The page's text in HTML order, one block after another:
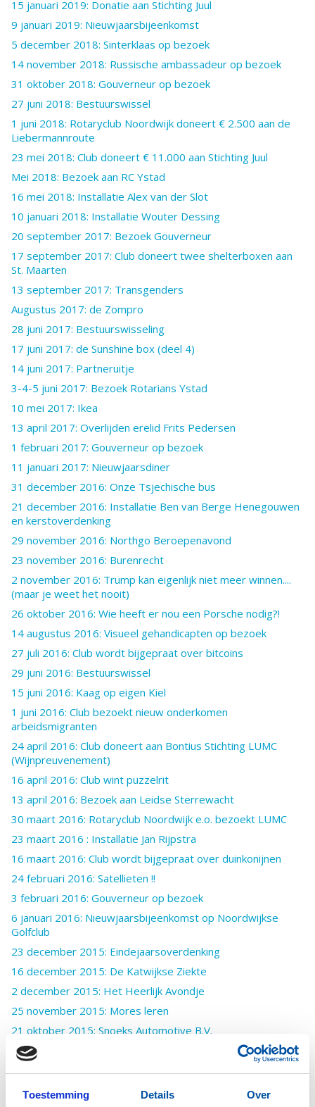
Toestemming Details Over
15 januari 2019: Donatie aan Stichting Juul
9 januari 2019: Nieuwjaarsbijeenkomst
5 december 2018: Sinterklaas op bezoek
14 november 2018: Russische ambassadeur op bezoek
31 oktober 2018: Gouverneur op bezoek
27 juni 2018: Bestuurswissel
1 juni 2018: Rotaryclub Noordwijk doneert € 2.500 aan de
Liebermannroute
23 mei 2018: Club doneert € 11.000 aan Stichting Juul
Mei 2018: Bezoek aan RC Ystad
16 mei 2018: Installatie Alex van der Slot
10 januari 2018: Installatie Wouter Dessing
20 september 2017: Bezoek Gouverneur
17 september 2017: Club doneert twee shelterboxen aan
St. Maarten
13 september 2017: Transgenders
Augustus 2017: de Zompro
28 juni 2017: Bestuurswisseling
17 juni 2017: de Sunshine box (deel 4)
14 juni 2017: Partneruitje
3-4-5 juni 2017: Bezoek Rotarians Ystad
10 mei 2017: Ikea
13 april 2017: Overlijden erelid Frits Pedersen
1 februari 2017: Gouverneur op bezoek
11 januari 2017: Nieuwjaarsdiner
31 december 2016: Onze Tsjechische bus
21 december 2016: Installatie Ben van Berge Henegouwen
en kerstoverdenking
29 november 2016: Northgo Beroepenavond
23 november 2016: Burenrecht
2 november 2016: Trump kan eigenlijk niet meer winnen....
(maar je weet het nooit)
26 oktober 2016: Wie heeft er nou een Porsche nodig?!
14 augustus 2016: Visueel gehandicapten op bezoek
27 juli 2016: Club wordt bijgepraat over bitcoins
29 juni 2016: Bestuurswissel
15 juni 2016: Kaag op eigen Kiel
1 juni 2016: Club bezoekt nieuw onderkomen
arbeidsmigranten
24 april 2016: Club doneert aan Bontius Stichting LUMC
(Wijnpreuvenement)
16 april 2016: Club wint puzzelrit
13 april 2016: Bezoek aan Leidse Sterrewacht
30 maart 2016: Rotaryclub Noordwijk e.o. bezoekt LUMC
23 maart 2016 : Installatie Jan Rijpstra
16 maart 2016: Club wordt bijgepraat over duinkonijnen
24 februari 2016: Satellieten !!
3 februari 2016: Gouverneur op bezoek
6 januari 2016: Nieuwjaarsbijeenkomst op Noordwijkse
Golfclub
23 december 2015: Eindejaarsoverdenking
16 december 2015: De Katwijkse Ziekte
2 december 2015: Het Heerlijk Avondje
25 november 2015: Mores leren
21 oktober 2015: Snoeks Automotive B.V.
14 oktober 2015: Belastingadvies !
30 september 2015: Donatie aanschaf Filosloof